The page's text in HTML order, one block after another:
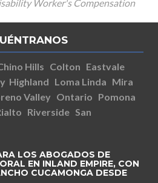
Worker's Compensation
Hills Colton Eastvale
Highland Loma Linda Mira
Valley Ontario Pomona
Riverside San
LOS ABOGADOS DE
EN INLAND EMPIRE, CON
CUCAMONGA DESDE